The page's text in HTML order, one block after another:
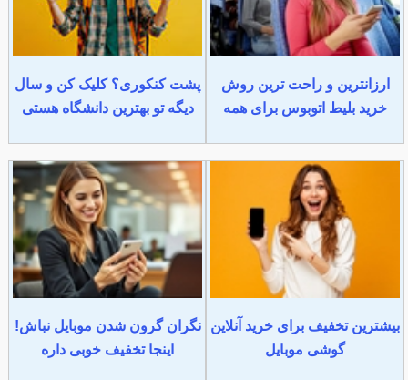
ارزانترین و راحت ترین روش
خرید بلیط اتوبوس برای همه
پشت کنکوری؟ کلیک کن و سال
دیگه تو بهترین دانشگاه هستی
بیشترین تخفیف برای خرید آنلاین
گوشی موبایل
نگران گرون شدن موبایل نباش!
اینجا تخفیف خوبی داره